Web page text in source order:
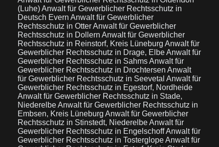
(Luhe)Anwalt für Gewerblicher Rechtsschutz in
Deutsch Evern Anwalt für Gewerblicher
Rechtsschutz in OtterAnwalt für Gewerblicher
Rechtsschutz in Dollern Anwalt für Gewerblicher
Rechtsschutz in Reinstorf, Kreis Lüneburg Anwalt für
Gewerblicher Rechtsschutz in Drage, ElbeAnwalt für
Gewerblicher Rechtsschutz in SahmsAnwalt für
Gewerblicher Rechtsschutz in Drochtersen Anwalt
für Gewerblicher Rechtsschutz in Seevetal Anwalt für
Gewerblicher Rechtsschutz in Egestorf, Nordheide
Anwalt für Gewerblicher Rechtsschutz in Stade,
NiederelbeAnwalt für Gewerblicher Rechtsschutz in
Embsen, Kreis Lüneburg Anwalt für Gewerblicher
Rechtsschutz in Stinstedt, NiederelbeAnwalt für
Gewerblicher Rechtsschutz in EngelschoffAnwalt für
Gewerblicher Rechtsschutz in TosterglopeAnwalt für